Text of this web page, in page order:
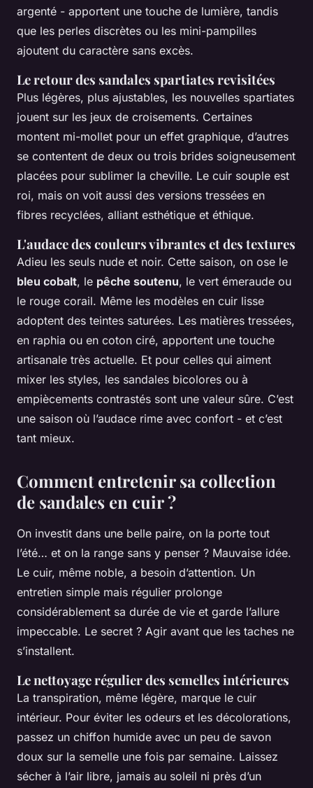
argenté - apportent une touche de lumière, tandis
que les perles discrètes ou les mini-pampilles
ajoutent du caractère sans excès.
Le retour des sandales spartiates revisitées
Plus légères, plus ajustables, les nouvelles spartiates
jouent sur les jeux de croisements. Certaines
montent mi-mollet pour un effet graphique, d’autres
se contentent de deux ou trois brides soigneusement
placées pour sublimer la cheville. Le cuir souple est
roi, mais on voit aussi des versions tressées en
fibres recyclées, alliant esthétique et éthique.
L'audace des couleurs vibrantes et des textures
Adieu les seuls nude et noir. Cette saison, on ose le
bleu cobalt, le pêche soutenu, le vert émeraude ou
le rouge corail. Même les modèles en cuir lisse
adoptent des teintes saturées. Les matières tressées,
en raphia ou en coton ciré, apportent une touche
artisanale très actuelle. Et pour celles qui aiment
mixer les styles, les sandales bicolores ou à
empiècements contrastés sont une valeur sûre. C’est
une saison où l’audace rime avec confort - et c’est
tant mieux.
Comment entretenir sa collection
de sandales en cuir ?
On investit dans une belle paire, on la porte tout
l’été… et on la range sans y penser ? Mauvaise idée.
Le cuir, même noble, a besoin d’attention. Un
entretien simple mais régulier prolonge
considérablement sa durée de vie et garde l’allure
impeccable. Le secret ? Agir avant que les taches ne
s’installent.
Le nettoyage régulier des semelles intérieures
La transpiration, même légère, marque le cuir
intérieur. Pour éviter les odeurs et les décolorations,
passez un chiffon humide avec un peu de savon
doux sur la semelle une fois par semaine. Laissez
sécher à l’air libre, jamais au soleil ni près d’un